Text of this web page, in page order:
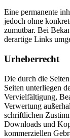
Eine permanente
jedoch ohne
zumutbar. Bei
derartige Links
Urheberrecht
Die durch die
Seiten unterliegen
Vervielfältigung,
Verwertung
schriftlichen
Downloads und
kommerziellen